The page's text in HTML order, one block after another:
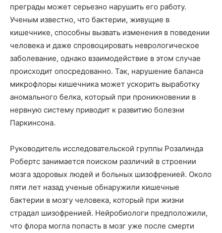
преграды может серьезно нарушить его работу.
Ученым известно, что бактерии, живущие в
кишечнике, способны вызвать изменения в поведении
человека и даже спровоцировать неврологическое
заболевание, однако взаимодействие в этом случае
происходит опосредованно. Так, нарушение баланса
микрофлоры кишечника может ускорить выработку
аномального белка, который при проникновении в
нервную систему приводит к развитию болезни
Паркинсона.
Руководитель исследовательской группы Розалинда
Робертс занимается поиском различий в строении
мозга здоровых людей и больных шизофренией. Около
пяти лет назад ученые обнаружили кишечные
бактерии в мозгу человека, который при жизни
страдал шизофренией. Нейробиологи предположили,
что флора могла попасть в мозг уже после смерти